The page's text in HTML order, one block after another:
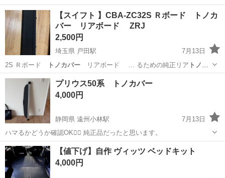
りますが 状態は悪くないと思います〆
長野 駒ヶ根市 小町屋駅 トノカバー
【スイフト 】CBA-ZC32S Ｒボード トノカ
バー リアボード ZRJ
2,500円
埼玉県 戸田駅
7月13日
2S Ｒボード
トノカバーリアボード … るための純正リア トノカ
バー
です。 - カ…
埼玉 戸田市 戸田駅 内装、インテリア
プリウス50系 トノカバー
4,000円
静岡県 遠州小林駅
7月13日
ハマるかどうか確認OK🙆‍♀️ 純正品だったと思います。
静岡 浜松市 遠州小林駅 車のパーツ トノカバー
【値下げ】自作 ヴィッツ ベッドキット
4,000円